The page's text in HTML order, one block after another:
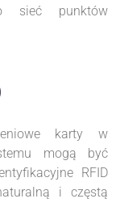
sieć punktów
karty w
mogą być
RFID
i częstą